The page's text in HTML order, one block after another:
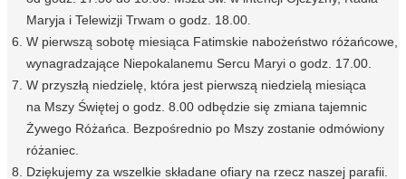
Maryja i Telewizji Trwam o godz. 18.00.
W pierwszą sobotę miesiąca Fatimskie nabożeństwo różańcowe,
wynagradzające Niepokalanemu Sercu Maryi o godz. 17.00.
W przyszłą niedzielę, która jest pierwszą niedzielą miesiąca
na Mszy Świętej o godz. 8.00 odbędzie się zmiana tajemnic
Żywego Różańca. Bezpośrednio po Mszy zostanie odmówiony
różaniec.
Dziękujemy za wszelkie składane ofiary na rzecz naszej parafii.